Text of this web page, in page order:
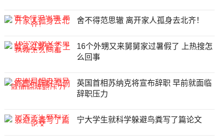
舍不得范思辙 离开家人孤身去北齐！
16个外甥又来舅舅家过暑假了 上热搜怎
么回事
英国首相苏纳克将宣布辞职 早前就面临
辞职压力
宁大学生就科学躲避鸟粪写了篇论文